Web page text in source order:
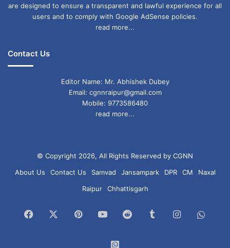
are designed to ensure a transparent and lawful experience for all
users and to comply with Google AdSense policies.
read more...
Contact Us
Editor Name: Mr. Abhishek Dubey
Email: cgnnraipur@gmail.com
Mobile: 9773586480
read more...
© Copyright 2026, All Rights Reserved by CGNN
About Us
Contact Us Samvad Jansampark DPR CM
Naxal
Raipur
Chhattisgarh
Facebook PinterestYouTubeReddit TumblrInstagram